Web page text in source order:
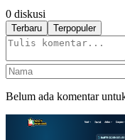
0 diskusi
Terbaru Terpopuler
Belum ada komentar